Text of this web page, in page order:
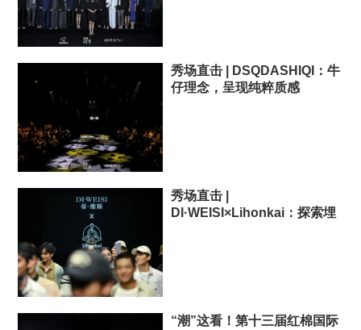
秀场直击 | DSQDASHIQI：牛
仔理念，呈现纯粹质感
秀场直击 |
DI·WEISI×Lihonkai：探索埋
“潮”这看！第十三届红棉国际